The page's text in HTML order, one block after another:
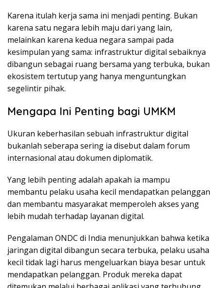
Karena itulah kerja sama ini menjadi penting. Bukan
karena satu negara lebih maju dari yang lain,
melainkan karena kedua negara sampai pada
kesimpulan yang sama: infrastruktur digital sebaiknya
dibangun sebagai ruang bersama yang terbuka, bukan
ekosistem tertutup yang hanya menguntungkan
segelintir pihak.
Mengapa Ini Penting bagi UMKM
Ukuran keberhasilan sebuah infrastruktur digital
bukanlah seberapa sering ia disebut dalam forum
internasional atau dokumen diplomatik.
Yang lebih penting adalah apakah ia mampu
membantu pelaku usaha kecil mendapatkan pelanggan
dan membantu masyarakat memperoleh akses yang
lebih mudah terhadap layanan digital.
Pengalaman ONDC di India menunjukkan bahwa ketika
jaringan digital dibangun secara terbuka, pelaku usaha
kecil tidak lagi harus mengeluarkan biaya besar untuk
mendapatkan pelanggan. Produk mereka dapat